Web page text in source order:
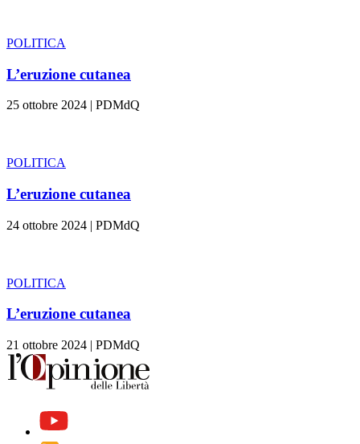
POLITICA
L’eruzione cutanea
25 ottobre 2024 | PDMdQ
POLITICA
L’eruzione cutanea
24 ottobre 2024 | PDMdQ
POLITICA
L’eruzione cutanea
21 ottobre 2024 | PDMdQ